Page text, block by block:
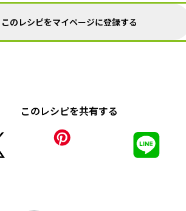
このレシピをマイページに登録する
このレシピを共有する